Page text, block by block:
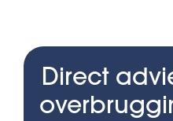
Direct